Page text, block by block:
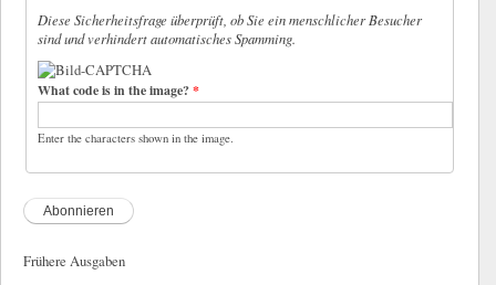
Diese Sicherheitsfrage überprüft, ob Sie ein menschlicher Besucher
sind und verhindert automatisches Spamming.
What code is in the image?*
Enter the characters shown in the image.
Frühere Ausgaben